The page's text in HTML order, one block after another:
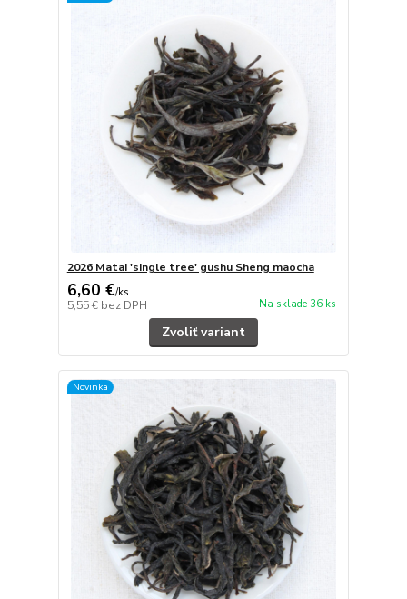
2026 Matai 'single tree' gushu Sheng maocha
6,60 €/ks
5,55 € bez DPH Na sklade 36 ks
Zvoliť variant
Novinka